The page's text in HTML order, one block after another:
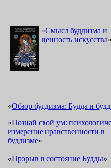
«Смысл буддизма и
ценность искусства»
«Обзор буддизма: Будда и
«Познай свой ум:
измерение нравственности в
буддизме»
«Прорыв в состояние Будды»